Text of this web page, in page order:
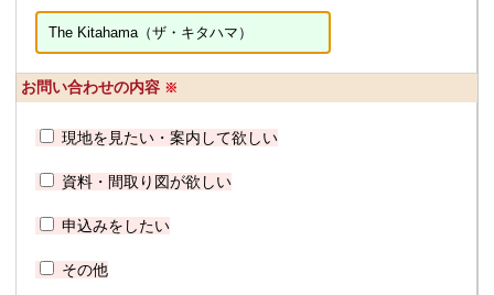
お問い合わせの内容 ※
現地を見たい・案内して欲しい
資料・間取り図が欲しい
申込みをしたい
その他